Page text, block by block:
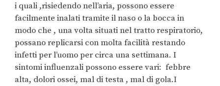
i quali ,risiedendo nell’aria, possono essere
facilmente inalati tramite il naso o la bocca in
modo che , una volta situati nel tratto respiratorio,
possano replicarsi con molta facilità restando
infetti per l’uomo per circa una settimana. I
sintomi influenzali possono essere vari: febbre
alta, dolori ossei, mal di testa , mal di gola.I